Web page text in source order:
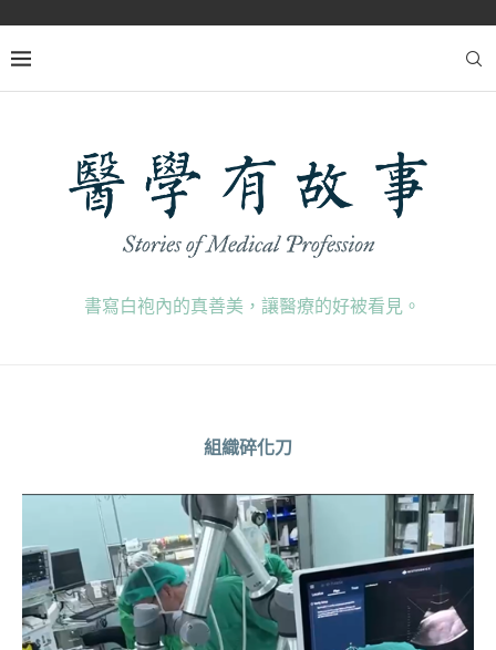
書寫白袍內的真善美，讓醫療的好被看見。
組織碎化刀